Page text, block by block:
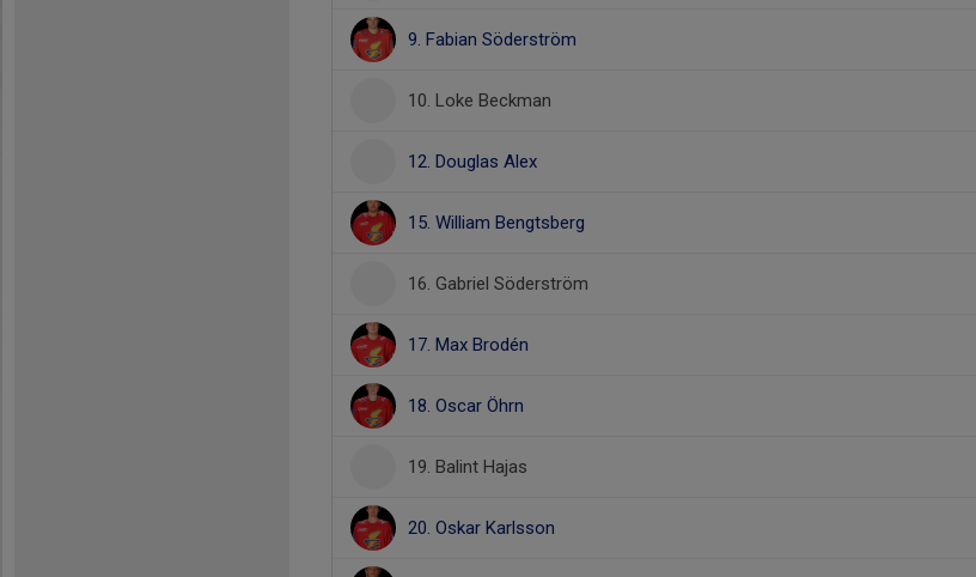
9. Fabian Söderström
10. Loke Beckman
12. Douglas Alex
15. William Bengtsberg
16. Gabriel Söderström
17. Max Brodén
18. Oscar Öhrn
19. Balint Hajas
20. Oskar Karlsson